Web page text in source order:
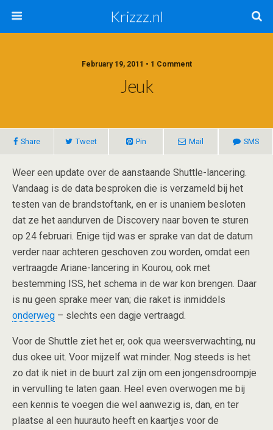
Krizzz.nl
February 19, 2011 • 1 Comment
Jeuk
Share Tweet Pin Mail SMS
Weer een update over de aanstaande Shuttle-lancering.
Vandaag is de data besproken die is verzameld bij het
testen van de brandstoftank, en er is unaniem besloten
dat ze het aandurven de Discovery naar boven te sturen
op 24 februari. Enige tijd was er sprake van dat de datum
verder naar achteren geschoven zou worden, omdat een
vertraagde Ariane-lancering in Kourou, ook met
bestemming ISS, het schema in de war kon brengen. Daar
is nu geen sprake meer van; die raket is inmiddels
onderweg – slechts een dagje vertraagd.
Voor de Shuttle ziet het er, ook qua weersverwachting, nu
dus okee uit. Voor mijzelf wat minder. Nog steeds is het
zo dat ik niet in de buurt zal zijn om een jongensdroompje
in vervulling te laten gaan. Heel even overwogen me bij
een kennis te voegen die wel aanwezig is, dan, en ter
plaatse al een huurauto heeft en kaartjes voor de